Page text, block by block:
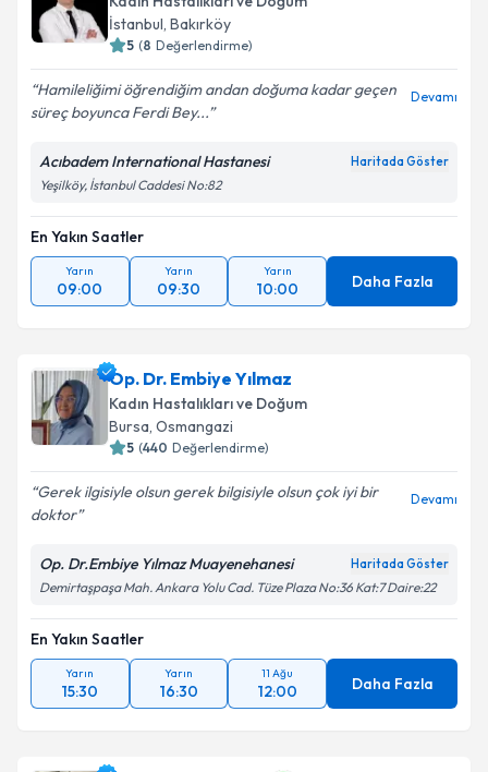
İstanbul, Bakırköy
5 (8 Değerlendirme)
Hamileliğimi öğrendiğim andan doğuma kadar geçen
süreç boyunca Ferdi Bey...
Devamı
Acıbadem International Hastanesi Haritada Göster
Yeşilköy, İstanbul Caddesi No:82
En Yakın Saatler
Yarın
09:00
Yarın
09:30
Yarın
10:00 Daha Fazla
Op. Dr. Embiye Yılmaz
Kadın Hastalıkları ve Doğum
Bursa, Osmangazi
5 (440 Değerlendirme)
Gerek ilgisiyle olsun gerek bilgisiyle olsun çok iyi bir
doktor
Devamı
Op. Dr.Embiye Yılmaz Muayenehanesi Haritada Göster
Demirtaşpaşa Mah. Ankara Yolu Cad. Tüze Plaza No:36 Kat:7 Daire:22
En Yakın Saatler
Yarın
15:30
Yarın
16:30
11 Ağu
12:00 Daha Fazla